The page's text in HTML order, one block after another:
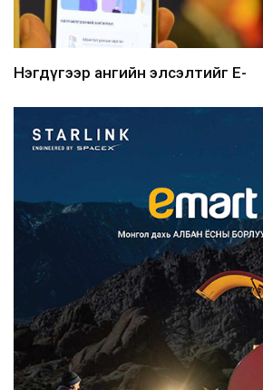
Нэгдүгээр ангийн элсэлтийг E-
Францад иргэд рүү зөвшөөрөлгүй
сурталчилгааны дууд...
2026/08/07